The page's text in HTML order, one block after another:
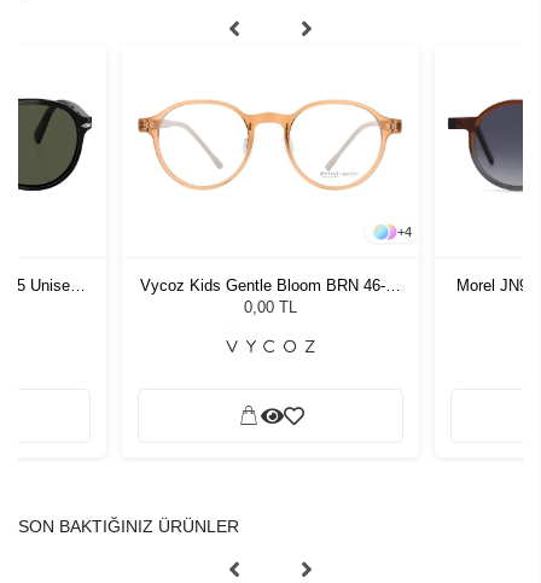
55 Unisex
+4
Vycoz Kids Gentle Bloom BRN 46-19
135
0,00 TL
Morel
SON BAKTIĞINIZ ÜRÜNLER